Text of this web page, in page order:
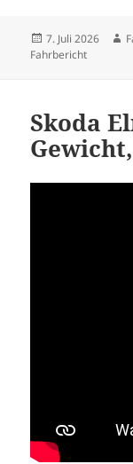
Veröffentlicht
am
7. Juli 2026
Fahrbericht
Skoda